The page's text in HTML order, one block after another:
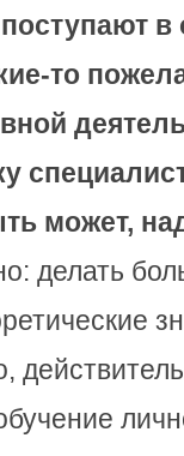
то
может,
делать